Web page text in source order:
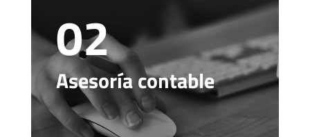
02
Asesoría contable